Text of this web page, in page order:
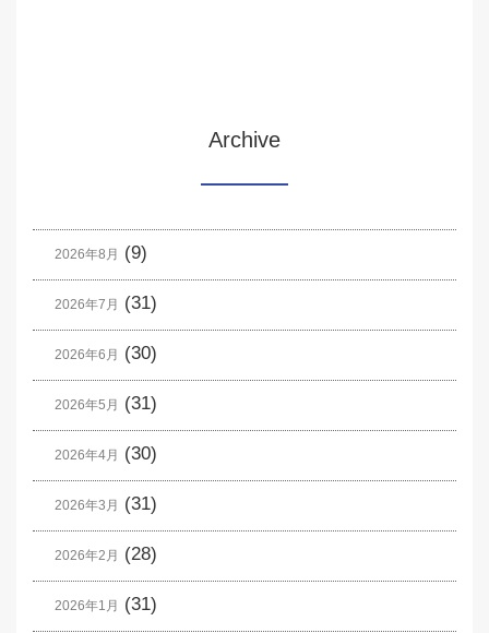
Archive
2026年8月 (9)
2026年7月 (31)
2026年6月 (30)
2026年5月 (31)
2026年4月 (30)
2026年3月 (31)
2026年2月 (28)
2026年1月 (31)